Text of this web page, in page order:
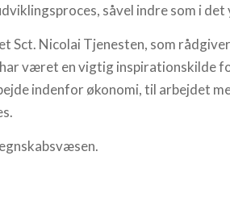
såvel indre som i det
Sct. Nicolai Tjenesten, som
været en vigtig inspirationskilde
indenfor økonomi, til arbejdet